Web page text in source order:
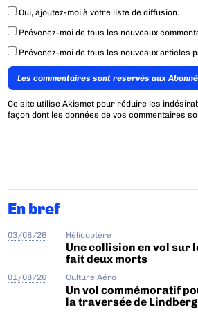
Oui, ajoutez-moi à votre liste de diffusion.
Prévenez-moi de tous les nouveaux
Prévenez-moi de tous les nouveaux articles
Les commentaires sont reservés aux
Ce site utilise Akismet pour réduire les
façon dont les données de vos commentaires
En bref
03/08/26 Hélicoptère
Une collision en vol sur
fait deux morts
01/08/26 Culture Aéro
Un vol commémoratif
la traversée de